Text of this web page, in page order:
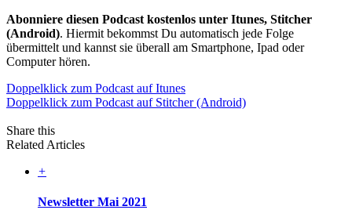
Abonniere diesen Podcast kostenlos unter Itunes, Stitcher
(Android). Hiermit bekommst Du automatisch jede Folge
übermittelt und kannst sie überall am Smartphone, Ipad oder
Computer hören.
Doppelklick zum Podcast auf Itunes
Doppelklick zum Podcast auf Stitcher (Android)
Share this
Related Articles
+
Newsletter Mai 2021